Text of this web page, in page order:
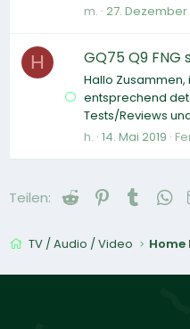
m. 27. Dezember
H GQ75 Q9
Hallo
entsprechend
Tests/Reviews
h. 14. Mai 2019
Teilen: Reddit PinterestTumblr
TV / Audio / Video